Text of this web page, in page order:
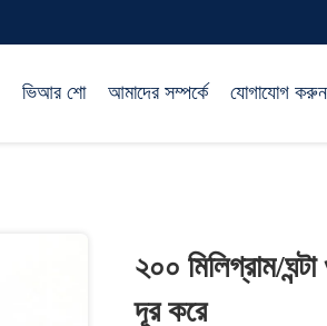
ভিআর শো আমাদের সম্পর্কে যোগাযোগ করুন
২০০ মিলিগ্রাম/
দূর করে